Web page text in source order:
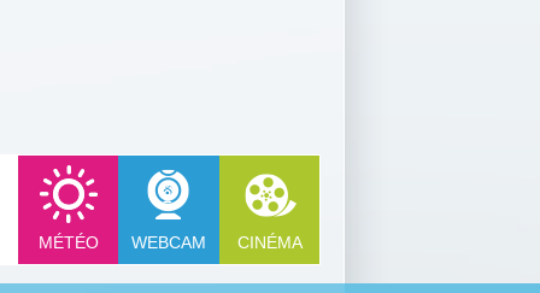
MÉTÉO WEBCAM CINÉMA